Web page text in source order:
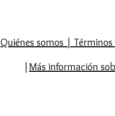
Quiénes somos |
| Más información